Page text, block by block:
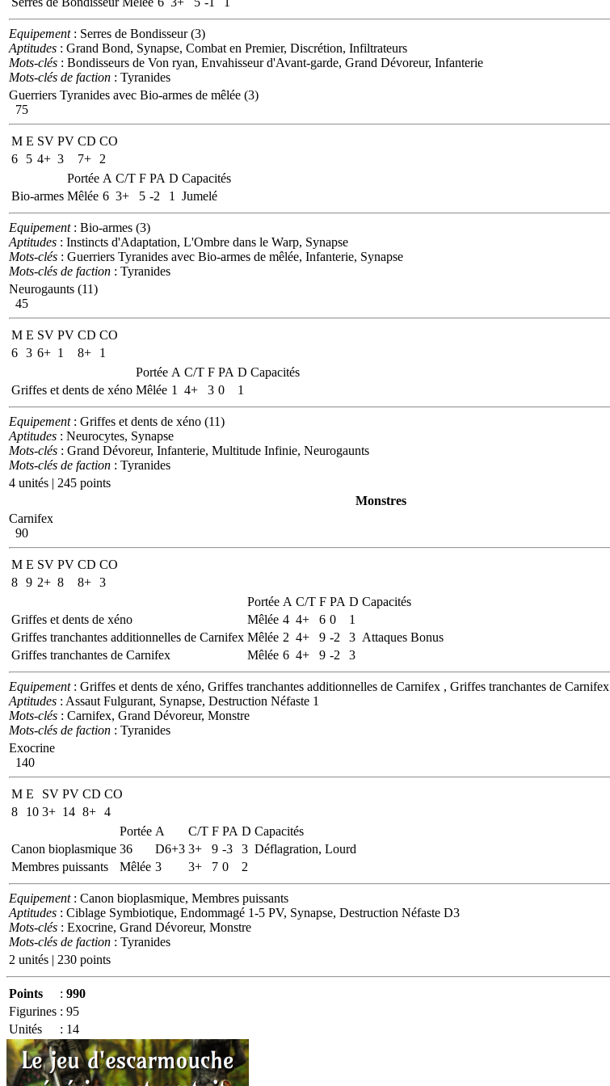
Equipement: Serres de Bondisseur (3)
Aptitudes : Grand Bond, Synapse, Combat en Premier, Discrétion, Infiltrateurs
Mots-clés : Bondisseurs de Von ryan, Envahisseur d'Avant-garde, Grand Dévoreur, Infanterie
Mots-clés de faction : Tyranides
Guerriers Tyranides avec Bio-armes de mêlée (3)
75
M E SV PV CD CO
6
5 4+ 3 7+
2
Portée A C/T F PA D Capacités
Bio-armes Mêlée 6 3+ 5 -2 1 Jumelé
Equipement: Bio-armes (3)
Aptitudes : Instincts d'Adaptation, L'Ombre dans le Warp, Synapse
Mots-clés : Guerriers Tyranides avec Bio-armes de mêlée, Infanterie, Synapse
Mots-clés de faction : Tyranides
Neurogaunts (11)
45
M E SV PV CD CO
6 3 6+ 1 8+
1
Portée A C/T F PA D Capacités
Griffes et dents de xéno Mêlée 1 4+ 3 0 1
Equipement: Griffes et dents de xéno (11)
Aptitudes : Neurocytes, Synapse
Mots-clés : Grand Dévoreur, Infanterie, Multitude Infinie, Neurogaunts
Mots-clés de faction : Tyranides
4 unités | 245 points
Monstres
Carnifex
90
M E SV PV CD CO
8 9 2+ 8 8+ 3
Portée A C/T F PA D Capacités
Griffes et dents de xéno
Mêlée 4 4+ 6 0
1
Griffes tranchantes additionnelles de Carnifex Mêlée 2 4+ 9 -2 3 Attaques Bonus
Griffes tranchantes de Carnifex
Mêlée 6 4+ 9 -2 3
Equipement: Griffes et dents de xéno, Griffes tranchantes additionnelles de Carnifex , Griffes tranchantes de Carnifex
Aptitudes : Assaut Fulgurant, Synapse, Destruction Néfaste 1
Mots-clés : Carnifex, Grand Dévoreur, Monstre
Mots-clés de faction : Tyranides
Exocrine
140
M E SV PV CD CO
8
10 3+ 14 8+ 4
Portée A C/T F PA D Capacités
Canon bioplasmique 36 D6+3 3+ 9 -3 3 Déflagration, Lourd
Membres puissants
Mêlée 3 3+ 7 0 2
Equipement: Canon bioplasmique, Membres puissants
Aptitudes : Ciblage Symbiotique, Endommagé 1-5 PV, Synapse, Destruction Néfaste D3
Mots-clés : Exocrine, Grand Dévoreur, Monstre
Mots-clés de faction : Tyranides
2 unités | 230 points
Points : 990
Figurines : 95
Unités
: 14